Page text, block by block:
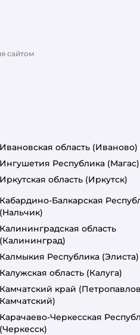
сайтом
Ивановская область (Иваново)
Ингушетия Республика (Магас)
Иркутская область (Иркутск)
Кабардино-Балкарская
(Нальчик)
Калининградская область
(Калининград)
Калмыкия Республика (Элиста)
Калужская область (Калуга)
Камчатский край
Камчатский)
Карачаево-Черкесская
(Черкесск)